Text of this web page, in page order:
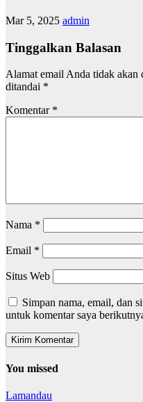
Mar 5, 2025 admin
Tinggalkan Balasan
Alamat email Anda tidak akan
ditandai *
Komentar *
Nama *
Email *
Situs Web
Simpan nama, email, dan
untuk komentar saya
You missed
Lamandau